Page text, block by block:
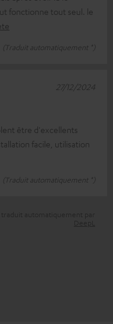
fonctionne tout seul. le
(Traduit automatiquement *)
être d'excellents
facile, utilisation
(Traduit automatiquement *)
27/12/2024